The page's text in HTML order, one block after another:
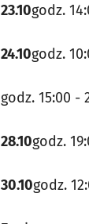
23.10godz.
24.10godz.
godz. 15:00
28.10godz.
30.10godz.